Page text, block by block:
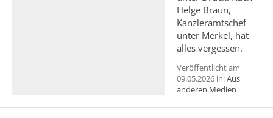
Helge Braun,
Kanzleramtschef
unter Merkel, hat
alles vergessen.
Veröffentlicht am
09.05.2026 in:Aus
anderen Medien